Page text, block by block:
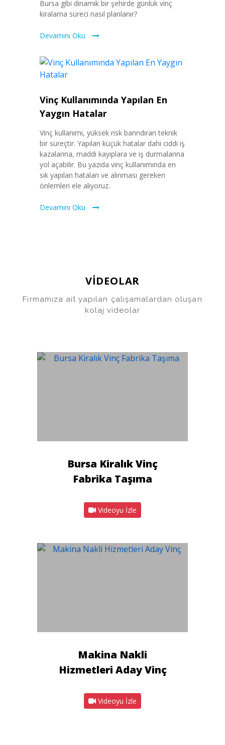
Bursa gibi dinamik bir şehirde günlük vinç
kiralama süreci nasıl planlanır?
Devamını Oku
Vinç Kullanımında Yapılan En
Yaygın Hatalar
Vinç kullanımı, yüksek risk barındıran teknik
bir süreçtir. Yapılan küçük hatalar dahi ciddi iş
kazalarına, maddi kayıplara ve iş durmalarına
yol açabilir. Bu yazıda vinç kullanımında en
sık yapılan hataları ve alınması gereken
önlemleri ele alıyoruz.
Devamını Oku
VİDEOLAR
Firmamıza ait yapılan çalışamalardan oluşan
kolaj videolar
Bursa Kiralık Vinç
Fabrika Taşıma
Videoyu İzle
Makina Nakli
Hizmetleri Aday Vinç
Videoyu İzle